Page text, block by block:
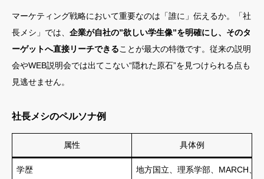
マーケティング戦略において重要なのは「誰に」伝えるか。「社
長メシ」では、 企業が自社の”欲しい学生像”を明確にし、そのタ
ーゲットへ直接リーチできることが最大の特徴です。従来の説明
会やWEB説明会では出てこない“隠れた原石”を見つけられる点も
見逃せません。
社長メシのペルソナ例
属性 具体例
学歴 地方国立、理系学部、MARCH、